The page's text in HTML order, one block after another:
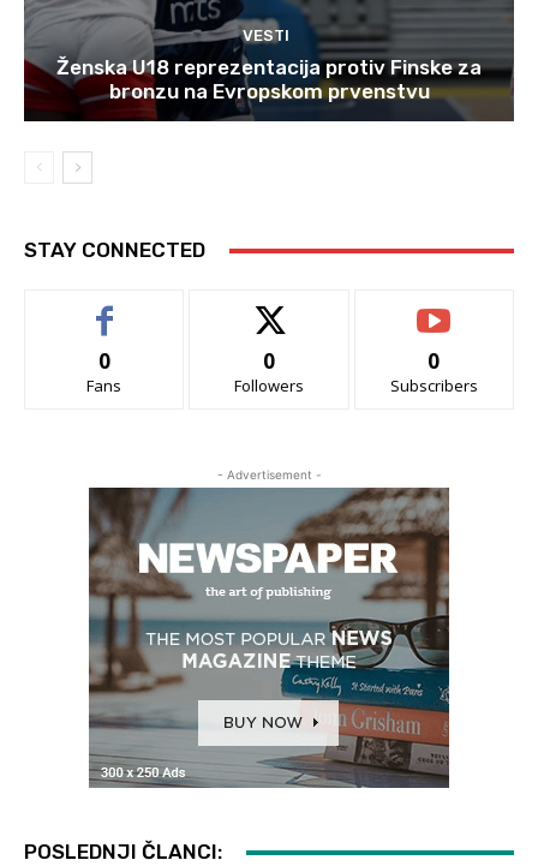
VESTI
Ženska U18 reprezentacija protiv Finske za
bronzu na Evropskom prvenstvu
STAY CONNECTED
0
Fans
0
Followers
0
Subscribers
- Advertisement -
POSLEDNJI ČLANCI: